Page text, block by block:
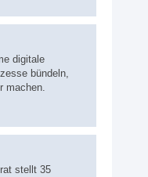
digitale
bündeln,
machen.
stellt 35